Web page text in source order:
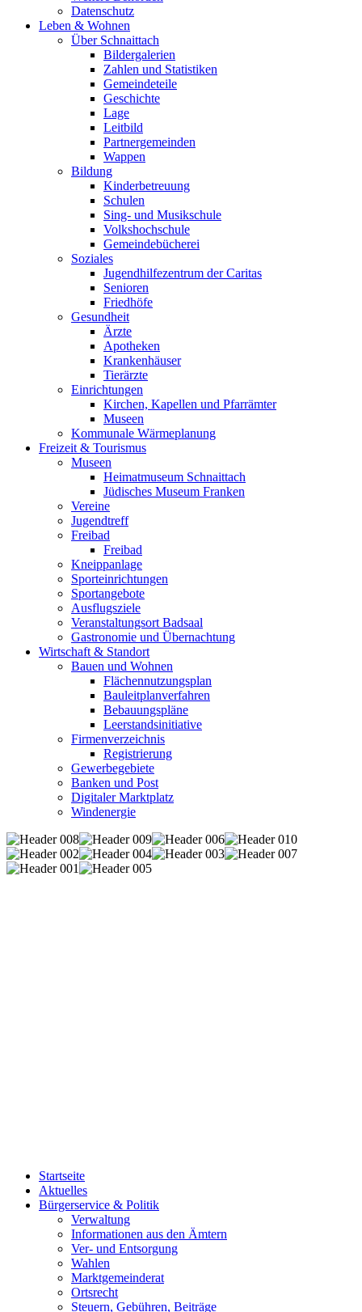
Datenschutz
Leben & Wohnen
Über Schnaittach
Bildergalerien
Zahlen und Statistiken
Gemeindeteile
Geschichte
Lage
Leitbild
Partnergemeinden
Wappen
Bildung
Kinderbetreuung
Schulen
Sing- und Musikschule
Volkshochschule
Gemeindebücherei
Soziales
Jugendhilfezentrum der Caritas
Senioren
Friedhöfe
Gesundheit
Ärzte
Apotheken
Krankenhäuser
Tierärzte
Einrichtungen
Kirchen, Kapellen und Pfarrämter
Museen
Kommunale Wärmeplanung
Freizeit & Tourismus
Museen
Heimatmuseum Schnaittach
Jüdisches Museum Franken
Vereine
Jugendtreff
Freibad
Freibad
Kneippanlage
Sporteinrichtungen
Sportangebote
Ausflugsziele
Veranstaltungsort Badsaal
Gastronomie und Übernachtung
Wirtschaft & Standort
Bauen und Wohnen
Flächennutzungsplan
Bauleitplanverfahren
Bebauungspläne
Leerstandsinitiative
Firmenverzeichnis
Registrierung
Gewerbegebiete
Banken und Post
Digitaler Marktplatz
Windenergie
Startseite
Aktuelles
Bürgerservice & Politik
Verwaltung
Informationen aus den Ämtern
Ver- und Entsorgung
Wahlen
Marktgemeinderat
Ortsrecht
Steuern, Gebühren, Beiträge